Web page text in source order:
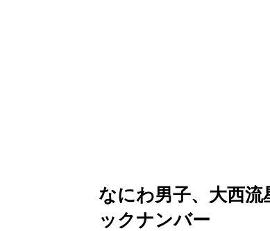
なにわ男子、大西
ックナンバー